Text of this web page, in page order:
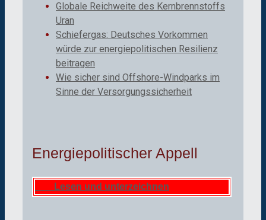
Globale Reichweite des Kernbrennstoffs
Uran
Schiefergas: Deutsches Vorkommen
würde zur energiepolitischen Resilienz
beitragen
Wie sicher sind Offshore-Windparks im
Sinne der Versorgungssicherheit
Energiepolitischer Appell
Lesen und unterzeichnen